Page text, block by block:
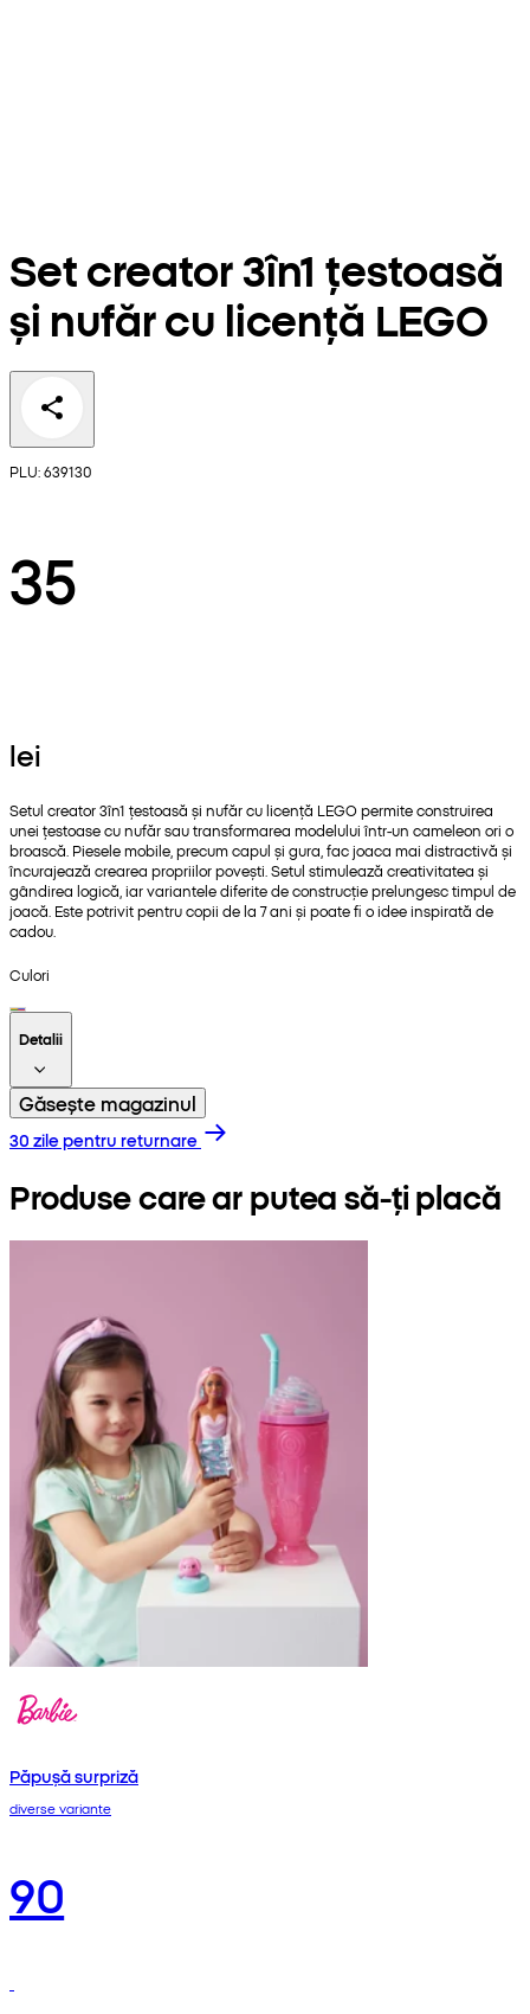
Set creator 3în1 țestoasă
și nufăr cu licență LEGO
PLU: 639130
35
lei
Setul creator 3în1 țestoasă și nufăr cu licență LEGO permite construirea
unei țestoase cu nufăr sau transformarea modelului într-un cameleon ori o
broască. Piesele mobile, precum capul și gura, fac joaca mai distractivă și
încurajează crearea propriilor povești. Setul stimulează creativitatea și
gândirea logică, iar variantele diferite de construcție prelungesc timpul de
joacă. Este potrivit pentru copii de la 7 ani și poate fi o idee inspirată de
cadou.
Culori
Detalii
Găsește magazinul
30 zile pentru returnare
Produse care ar putea să-ți placă
Păpușă surpriză
diverse variante
90